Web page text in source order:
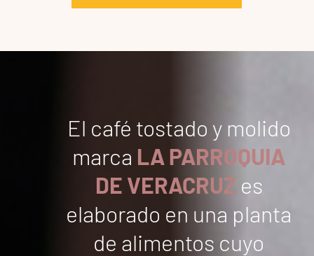
El café tostado y molido
marca LA PARROQUIA
DE VERACRUZ es
elaborado en una planta
de alimentos cuyo